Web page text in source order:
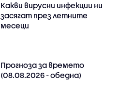
Какви вирусни инфекции ни
засягат през летните
месеци
Прогноза за времето
(08.08.2026 - обедна)